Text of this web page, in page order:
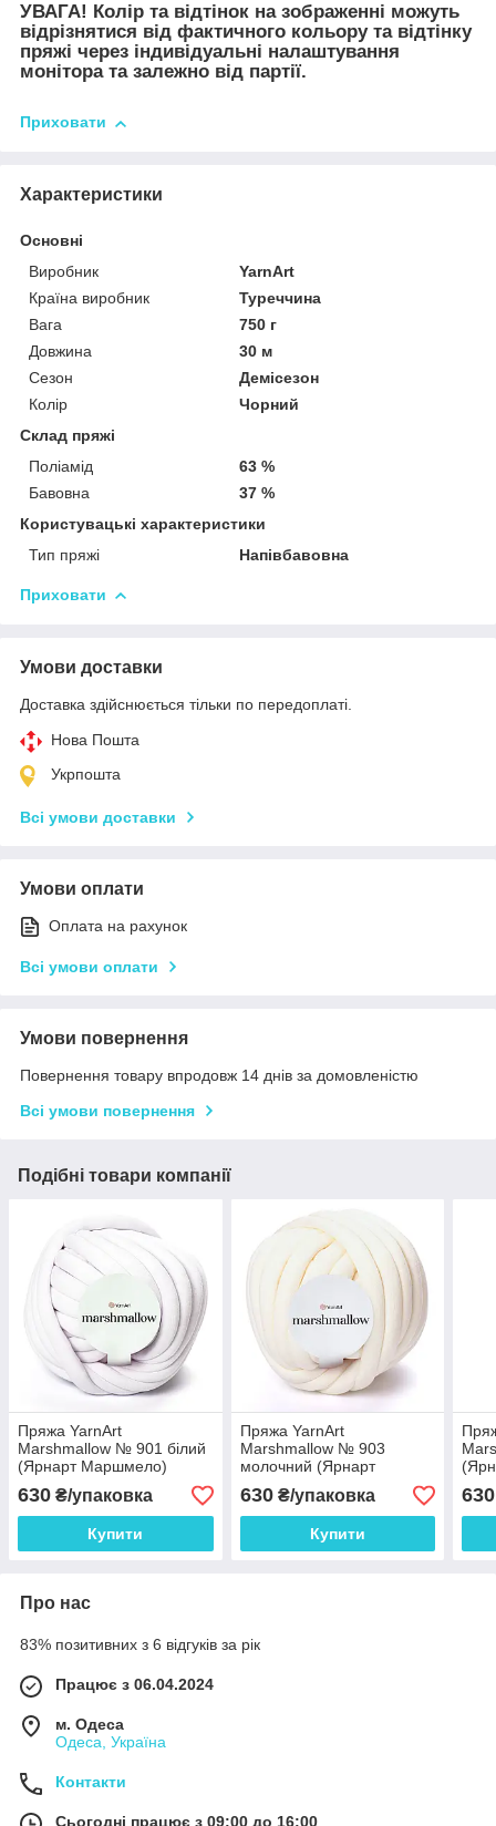
УВАГА! Колір та відтінок на зображенні можуть
відрізнятися від фактичного кольору та відтінку
пряжі через індивідуальні налаштування
монітора та залежно від партії.
Приховати
Характеристики
Основні
Виробник
YarnArt
Країна виробник
Туреччина
Вага
750 г
Довжина
30 м
Сезон
Демісезон
Колір
Чорний
Склад пряжі
Поліамід
63 %
Бавовна
37 %
Користувацькі характеристики
Тип пряжі
Напівбавовна
Приховати
Умови доставки
Доставка здійснюється тільки по передоплаті.
Нова Пошта
Укрпошта
Всі умови доставки
Умови оплати
Оплата на рахунок
Всі умови оплати
Умови повернення
Повернення товару впродовж 14 днів за домовленістю
Всі умови повернення
Подібні товари компанії
Пряжа YarnArt
Marshmallow № 901 білий
(Ярнарт Маршмело)
630 ₴/упаковка
Купити
Пряжа YarnArt
Marshmallow № 903
молочний (Ярнарт
Маршмело)
630₴/упаковка
Купити
630
Про нас
83% позитивних з 6 відгуків за рік
Працює з 06.04.2024
м. Одеса
Одеса, Україна
Контакти
Сьогодні працює з 09:00 до 16:00